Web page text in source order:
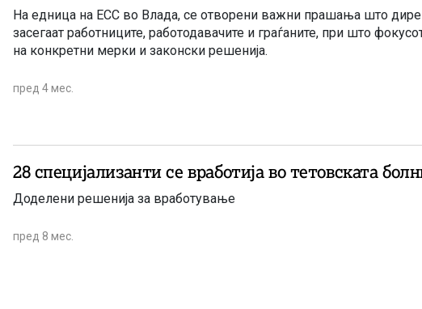
На едница на ЕСС во Влада, се отворени важни прашања што
засегаат работниците, работодавачите и граѓаните, при што
на конкретни мерки и законски решенија.
пред 4 мес.
28 специјализанти се вработија во тетовската
Доделени решенија за вработување
пред 8 мес.